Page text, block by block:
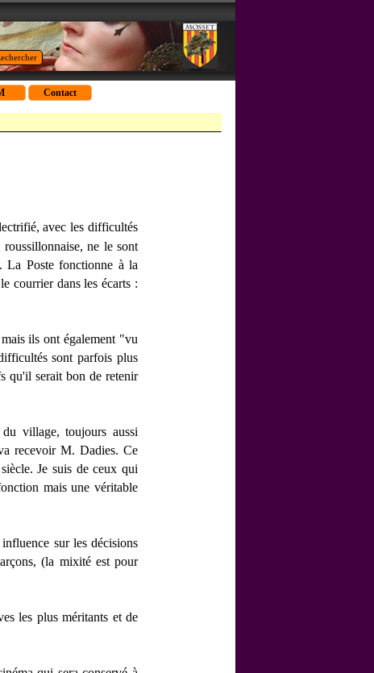
Contact
avec les difficultés
ne le sont
La Poste fonctionne à la
courrier dans les écarts :
ils ont également "vu
sont parfois plus
qu'il serait bon de retenir
village, toujours aussi
recevoir M. Dadies. Ce
Je suis de ceux qui
mais une véritable
sur les décisions
(la mixité est pour
les plus méritants et de